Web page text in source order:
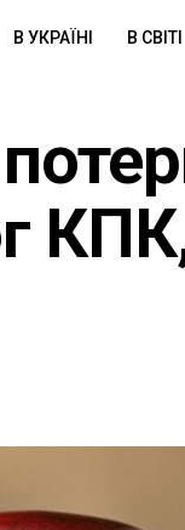
В УКРАЇНІ В СВІТІ